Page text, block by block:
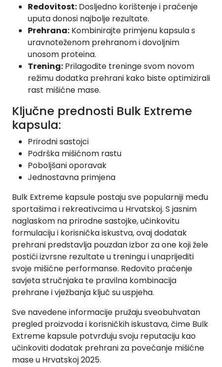
Redovitost: Dosljedno korištenje i praćenje
uputa donosi najbolje rezultate.
Prehrana: Kombinirajte primjenu kapsula s
uravnoteženom prehranom i dovoljnim
unosom proteina.
Trening: Prilagodite treninge svom novom
režimu dodatka prehrani kako biste optimizirali
rast mišićne mase.
Ključne prednosti Bulk Extreme
kapsula:
Prirodni sastojci
Podrška mišićnom rastu
Poboljšani oporavak
Jednostavna primjena
Bulk Extreme kapsule postaju sve popularniji među
sportašima i rekreativcima u Hrvatskoj. S jasnim
naglaskom na prirodne sastojke, učinkovitu
formulaciju i korisnička iskustva, ovaj dodatak
prehrani predstavlja pouzdan izbor za one koji žele
postići izvrsne rezultate u treningu i unaprijediti
svoje mišićne performanse. Redovito praćenje
savjeta stručnjaka te pravilna kombinacija
prehrane i vježbanja ključ su uspjeha.
Sve navedene informacije pružaju sveobuhvatan
pregled proizvoda i korisničkih iskustava, čime Bulk
Extreme kapsule potvrđuju svoju reputaciju kao
učinkoviti dodatak prehrani za povećanje mišićne
mase u Hrvatskoj 2025.